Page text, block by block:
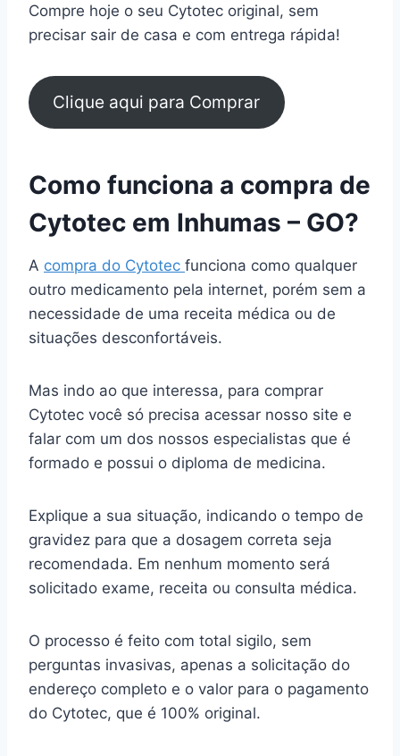
Compre hoje o seu Cytotec original, sem
precisar sair de casa e com entrega rápida!
Clique aqui para Comprar
Como funciona a compra de
Cytotec em Inhumas – GO?
A compra do Cytotec funciona como qualquer
outro medicamento pela internet, porém sem a
necessidade de uma receita médica ou de
situações desconfortáveis.
Mas indo ao que interessa, para comprar
Cytotec você só precisa acessar nosso site e
falar com um dos nossos especialistas que é
formado e possui o diploma de medicina.
Explique a sua situação, indicando o tempo de
gravidez para que a dosagem correta seja
recomendada. Em nenhum momento será
solicitado exame, receita ou consulta médica.
O processo é feito com total sigilo, sem
perguntas invasivas, apenas a solicitação do
endereço completo e o valor para o pagamento
do Cytotec, que é 100% original.